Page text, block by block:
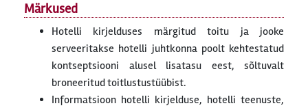
Märkused
Hotelli kirjelduses märgitud toitu ja jooke
serveeritakse hotelli juhtkonna poolt kehtestatud
kontseptsiooni alusel lisatasu eest, sõltuvalt
broneeritud toitlustustüübist.
Informatsioon hotelli kirjelduse, hotelli teenuste,